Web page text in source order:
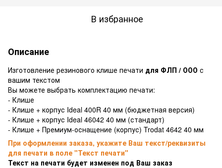
В избранное
Описание
Изготовление резинового клише печати для ФЛП / ООО с
вашим текстом
Вы можете выбрать комплектацию печати:
- Клише
- Клише + корпус Ideal 400R 40 мм (бюджетная версия)
- Клише + корпус Ideal 46042 40 мм (стандарт)
- Клише + Премиум-оснащение (корпус) Trodat 4642 40 мм
При оформлении заказа, укажите Ваш текст/реквизиты
для печати в поле "Текст печати"
Текст на печати будет изменен под Ваш заказ